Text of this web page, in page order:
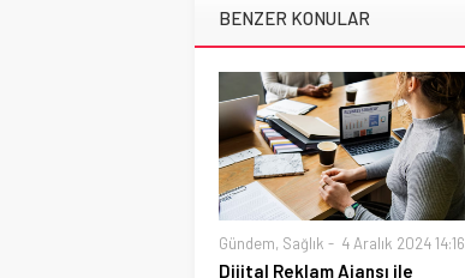
BENZER KONULAR
Gündem, Sağlık 4 Aralık 2024 14:16
Dijital Reklam Ajansı ile